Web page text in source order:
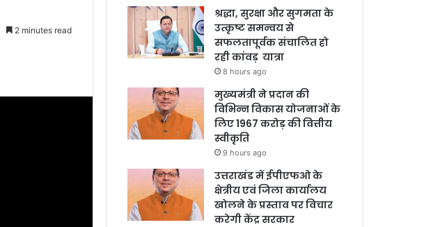
2 minutes read
श्रद्धा, सुरक्षा और सुगमता के
उत्कृष्ट समन्वय से
सफलतापूर्वक संचालित हो
रही कांवड़ यात्रा
8 hours ago
मुख्यमंत्री ने प्रदान की
विभिन्न विकास योजनाओं के
लिए 1967 करोड़ की वित्तीय
स्वीकृति
9 hours ago
उत्तराखंड में ईपीएफओ के
क्षेत्रीय एवं जिला कार्यालय
खोलने के प्रस्ताव पर विचार
करेगी केंद्र सरकार